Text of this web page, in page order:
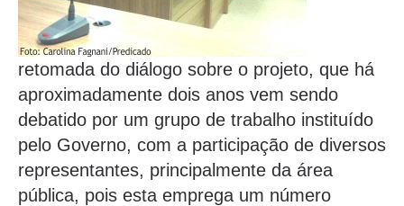
retomada do diálogo sobre o projeto, que há
aproximadamente dois anos vem sendo
debatido por um grupo de trabalho instituído
pelo Governo, com a participação de diversos
representantes, principalmente da área
pública, pois esta emprega um número